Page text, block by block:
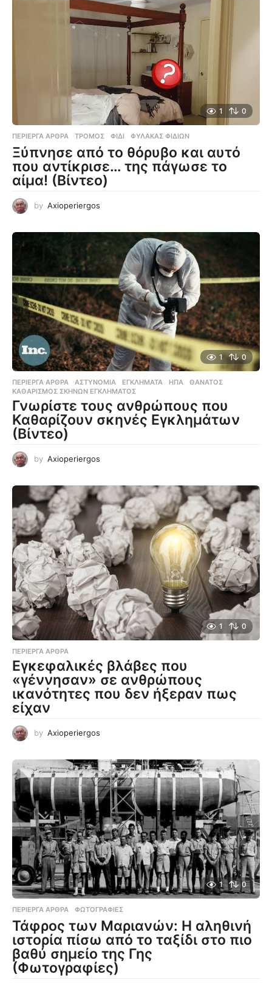
1 0
ΠΕΡΊΕΡΓΑ ΆΡΘΡΑ ΤΡΌΜΟΣ ,ΦΊΔΙ ,ΦΎΛΑΚΑΣ ΦΙΔΙΏΝ
Ξύπνησε από το θόρυβο και αυτό
που αντίκρισε… της πάγωσε το
αίμα! (Βίντεο)
by Axioperiergos
1 0
ΠΕΡΊΕΡΓΑ ΆΡΘΡΑ ΑΣΤΥΝΟΜΊΑ ,ΕΓΚΛΉΜΑΤΑ ,ΗΠΑ ,ΘΆΝΑΤΟΣ
ΚΑΘΑΡΙΣΜΌΣ ΣΚΗΝΏΝ ΕΓΚΛΉΜΑΤΟΣ
Γνωρίστε τους ανθρώπους που
Καθαρίζουν σκηνές Εγκλημάτων
(Βίντεο)
by Axioperiergos
1 0
ΠΕΡΊΕΡΓΑ ΆΡΘΡΑ
Εγκεφαλικές βλάβες που
«γέννησαν» σε ανθρώπους
ικανότητες που δεν ήξεραν πως
είχαν
by Axioperiergos
1 0
ΠΕΡΊΕΡΓΑ ΆΡΘΡΑ ,ΦΩΤΟΓΡΑΦΊΕΣ
Τάφρος των Μαριανών: Η αληθινή
ιστορία πίσω από το ταξίδι στο πιο
βαθύ σημείο της Γης
(Φωτογραφίες)